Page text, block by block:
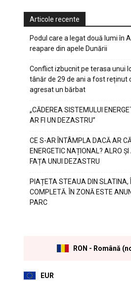
Articole recente
Podul care a legat două lumi în
reapare din apele Dunării
Conflict izbucnit pe terasa unui
tânăr de 29 de ani a fost reținut
agresat un bărbat
„CĂDEREA SISTEMULUI
AR FI UN DEZASTRU”
CE S-AR ÎNTÂMPLA DACĂ AR
ENERGETIC NAȚIONAL? ALRO ȘI
FAȚA UNUI DEZASTRU
PIAȚETA STEAUA DIN SLATINA,
COMPLETĂ. ÎN ZONĂ ESTE
PARC
RON - Română
EUR